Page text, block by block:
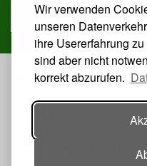
Wir verwenden
unseren
ihre Usererfahrung
sind aber nicht
korrekt abzurufen.
» Vertrag widerrufen
VERANSTALTER: